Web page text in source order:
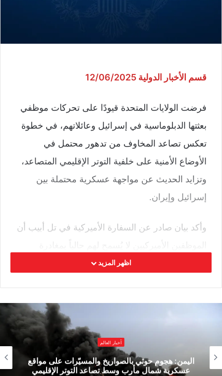
قسم الأخبار الدولية 12/06/2025
فرضت الولايات المتحدة قيودًا على تحركات موظفي
بعثتها الدبلوماسية في إسرائيل وعائلاتهم، في خطوة
تعكس تصاعد المخاوف من تدهور محتمل في
الأوضاع الأمنية على خلفية التوتر الإقليمي المتصاعد،
وتزايد الحديث عن مواجهة عسكرية محتملة بين
إسرائيل وإيران.
وأكد بيان صادر عن السفارة الأميركية في تل أبيب أن
مناطق تل أبيب والقدس وبئر السبع، مشدداً على أن
وأشار البيان إلى أن البيئة الأمنية في إسرائيل “معقدة
وقد تتغير بسرعة”، داعياً المواطنين الأميركيين إلى
البقاء في حالة تأهب، والتعرف على مواقع الملاجئ
القريبة تحسباً لأي هجوم صاروخي أو بطائرات
اظهر المزيد
أخبار العالم
اليمن: هجوم حوثي بالصواريخ والمسيّرات على مواقع
عسكرية شمال مأرب وسط تصاعد التوتر الإقليمي